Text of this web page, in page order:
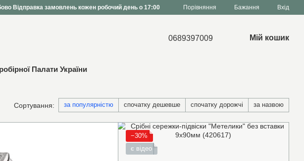
Відправка замовлень кожен робочий день о 17:00 Порівняння Бажання Вхід
0689397009 Мій кошик
Палати України
Сортування: за популярністю спочатку дешевше спочатку дорожчі за назвою
−30%
є відео